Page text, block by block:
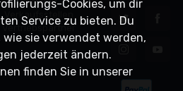
Verkaufsstellen
Vertriebspartner
Cookies, um dir
Service zu bieten. Du
sie verwendet werden,
jederzeit ändern.
finden Sie in unserer